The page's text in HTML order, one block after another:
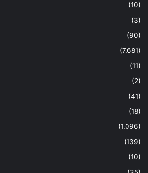
(10)
(3)
(90)
(7.681)
(11)
(2)
(41)
(18)
(1.096)
(139)
(10)